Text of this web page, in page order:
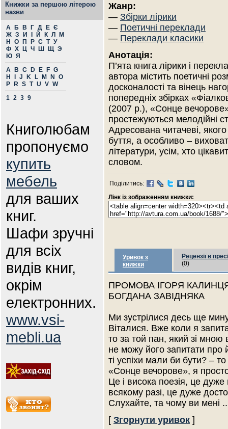
Книжки за першою літерою
назви
А Б В Г Д Е Є
Ж З И Й К Л
М
Н
О П Р С Т У
Ф Х Ц Ч Ш Щ Э
Ю Я
A
B C D E F G
H
J K L M N
O
P
R S T U V W
1 2 3 9
Книголюбам
пропонуємо
купить
мебель
для ваших
книг.
Шафи зручні
для всіх
видів книг,
окрім
електронних.
www.vsi-
mebli.ua
Жанр:
— Збірки лірики
— Поетичні переклади
— Переклади класики
Анотація:
П’ята книга лірики і
автора містить поетичні
досконалості та вінець
попередніх збірках
(2007 р.), «Сонце
простежуються мелодійні
Адресована читачеві,
буття, а особливо –
літератури, усім, хто
словом.
Поділитись:
Лінк із зображенням книжки:
Уривок з
книжки
Рецензії в пресі
(0)
ПРОМОВА ІГОРЯ
БОГДАНА ЗАВІДНЯКА
Ми зустрілися десь ще
Віталися. Вже коли я
то за той пан, який зі мною
не можу його запитати про
ті успіхи мали би бути? –
«Сонце вечорове», я
Це і висока поезія, це
всякому разі, це дуже
Слухайте, та чому ви мені
[ Згорнути уривок ]